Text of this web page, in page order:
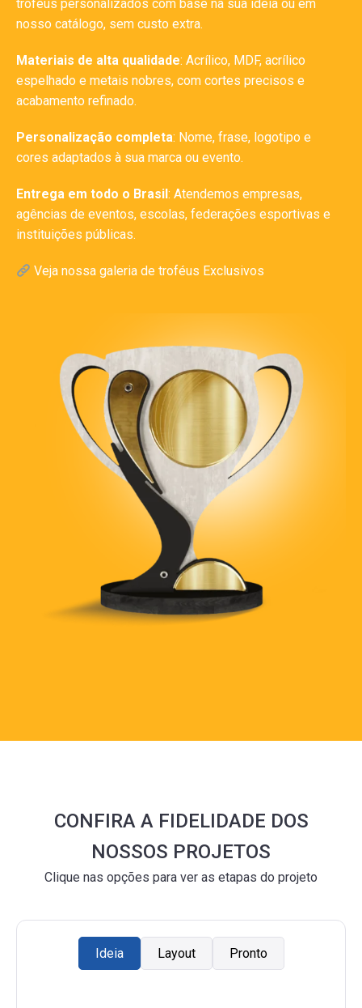
troféus personalizados com base na sua ideia ou em
nosso catálogo, sem custo extra.
Materiais de alta qualidade: Acrílico, MDF, acrílico
espelhado e metais nobres, com cortes precisos e
acabamento refinado.
Personalização completa: Nome, frase, logotipo e
cores adaptados à sua marca ou evento.
Entrega em todo o Brasil : Atendemos empresas,
agências de eventos, escolas, federações esportivas e
instituições públicas.
Veja nossa galeria de troféus Exclusivos
CONFIRA A FIDELIDADE DOS
NOSSOS PROJETOS
Clique nas opções para ver as etapas do projeto
Ideia Layout Pronto